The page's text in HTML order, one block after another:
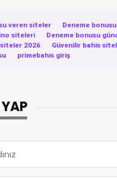
veren siteler · Deneme bonusu
siteleri · Deneme bonusu
2026
· Güvenilir bahis
· primebahis giriş